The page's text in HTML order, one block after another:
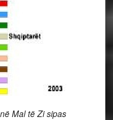
Mal të Zi sipas